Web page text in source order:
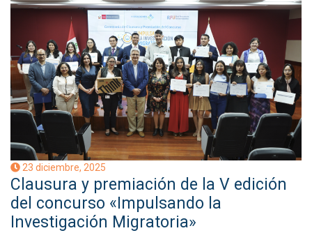
23 diciembre, 2025
Clausura y premiación de la V edición
del concurso «Impulsando la
Investigación Migratoria»